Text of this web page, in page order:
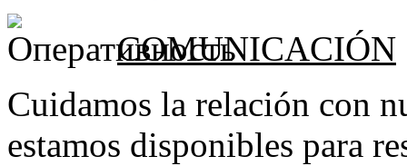
COMUNICACIÓN
Cuidamos la relación con
estamos disponibles para